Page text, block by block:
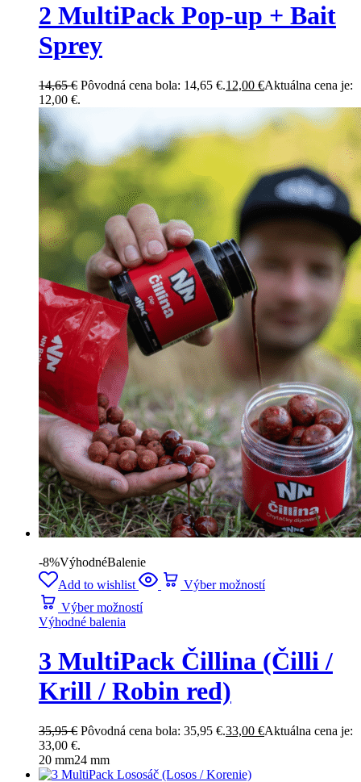
2 MultiPack Pop-up + Bait
Sprey
14,65€ Pôvodná cena bola: 14,65 €.12,00 €Aktuálna cena je:
12,00 €.
-8%VýhodnéBalenie
Add to wishlist
Výber možností
Výber možností
Výhodné balenia
3 MultiPack Čillina (Čilli /
Krill / Robin red)
35,95€ Pôvodná cena bola: 35,95 €.33,00 €Aktuálna cena je:
33,00 €.
20 mm24 mm